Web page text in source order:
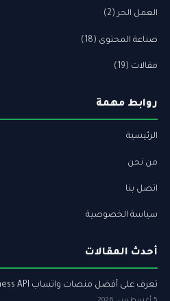
العمل الحر (2)
صناعة المحتوى (18)
مقالات (19)
روابط مهمة
الرئيسية
من نحن
اتصل بنا
سياسة الخصوصية
أحدث المقالات
تعرف على أفضل منصات واتساب Business API في السعودية